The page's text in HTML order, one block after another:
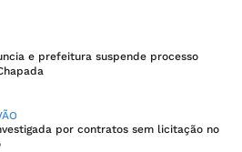
e prefeitura suspende processo
por contratos sem licitação no